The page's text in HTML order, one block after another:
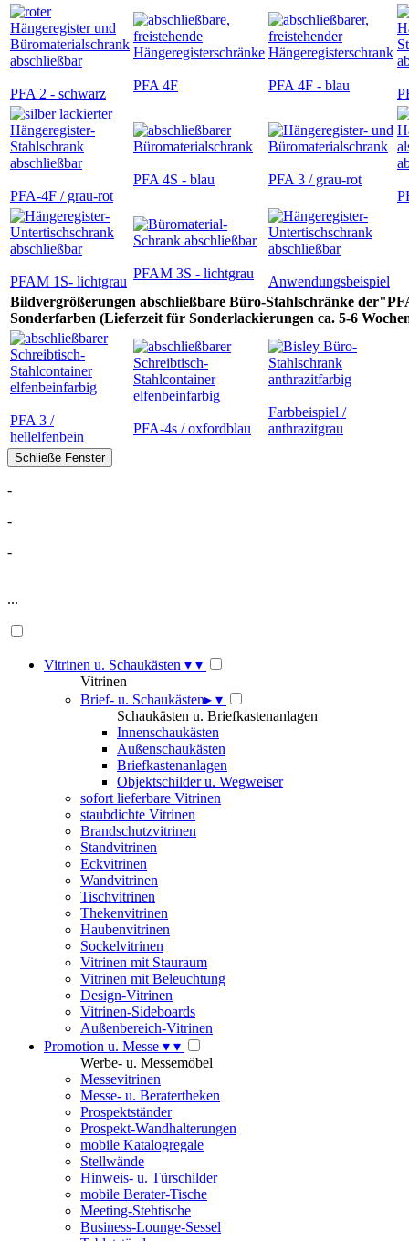
PFA 2 - schwarz
PFA 4F PFA 4F - blau
PFA-4F / grau-rot
PFA 4S - blau
PFA 3 / grau-rot
PFAM 1S- lichtgrau
PFAM 3S - lichtgrau
Anwendungsbeispiel
Bildvergrößerungen abschließbare Büro-Stahlschränke
Sonderfarben (Lieferzeit für Sonderlackierungen ca. 5-6
PFA 3 /
hellelfenbein
PFA-4s / oxfordblau
Farbbeispiel /
anthrazitgrau
-
-
-
...
Vitrinen u. Schaukästen ▾ ▾
Vitrinen
Brief- u. Schaukästen▸ ▾
Schaukästen u. Briefkastenanlagen
Innenschaukästen
Außenschaukästen
Briefkastenanlagen
Objektschilder u. Wegweiser
sofort lieferbare Vitrinen
staubdichte Vitrinen
Brandschutzvitrinen
Standvitrinen
Eckvitrinen
Wandvitrinen
Tischvitrinen
Thekenvitrinen
Haubenvitrinen
Sockelvitrinen
Vitrinen mit Stauraum
Vitrinen mit Beleuchtung
Design-Vitrinen
Vitrinen-Sideboards
Außenbereich-Vitrinen
Promotion u. Messe ▾ ▾
Werbe- u. Messemöbel
Messevitrinen
Messe- u. Beratertheken
Prospektständer
Prospekt-Wandhalterungen
mobile Katalogregale
Stellwände
Hinweis- u. Türschilder
mobile Berater-Tische
Meeting-Stehtische
Business-Lounge-Sessel